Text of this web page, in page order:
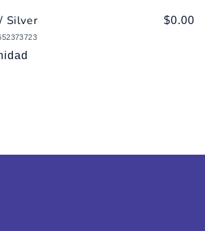
Silver $0.00